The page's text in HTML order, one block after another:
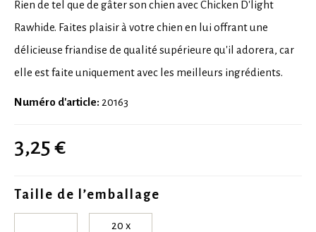
Rien de tel que de gâter son chien avec Chicken D'light
Rawhide. Faites plaisir à votre chien en lui offrant une
délicieuse friandise de qualité supérieure qu'il adorera, car
elle est faite uniquement avec les meilleurs ingrédients.
Numéro d'article: 20163
3,25 €
Taille de l’emballage
20 x